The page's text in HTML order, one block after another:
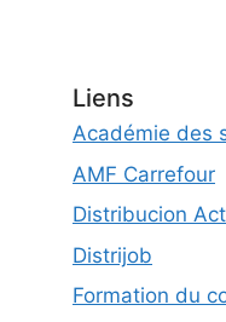
Liens
Académie des
AMF Carrefour
Distribucion
Distrijob
Formation du